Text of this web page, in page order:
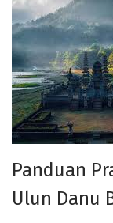
Panduan
Ulun Danu